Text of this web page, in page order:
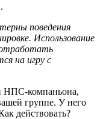
поведения
Использование
отработать
на игру с
НПС-компаньона,
группе. У него
действовать?